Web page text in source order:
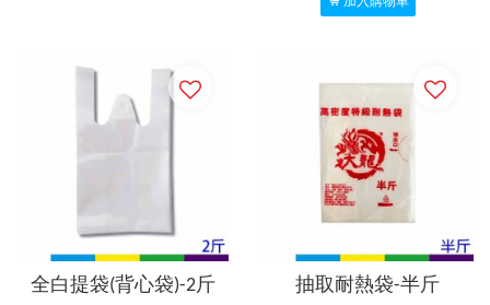
全白提袋(背心袋)-2斤 抽取耐熱袋-半斤